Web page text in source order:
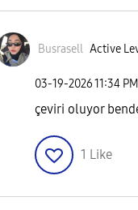
Busrasell Active
‎03-19-202611:34 PM
çeviri oluyor
1 Like